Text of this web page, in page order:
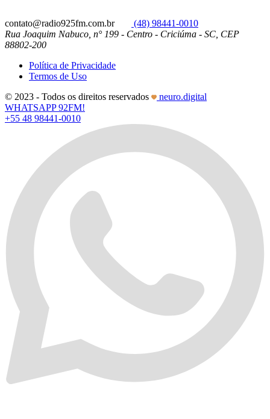
contato@radio925fm.com.br
(48) 98441-0010
Rua Joaquim Nabuco, n° 199 - Centro - Criciúma - SC, CEP
88802-200
Política de Privacidade
Termos de Uso
© 2023 - Todos os direitos reservados
neuro.digital
WHATSAPP 92FM!
+55 48 98441-0010